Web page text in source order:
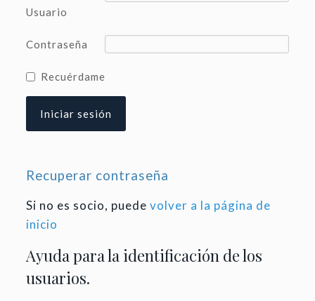
Usuario
Contraseña
Recuérdame
Recuperar contraseña
Si no es socio, puede volver a la página de
inicio
Ayuda para la identificación de los
usuarios.